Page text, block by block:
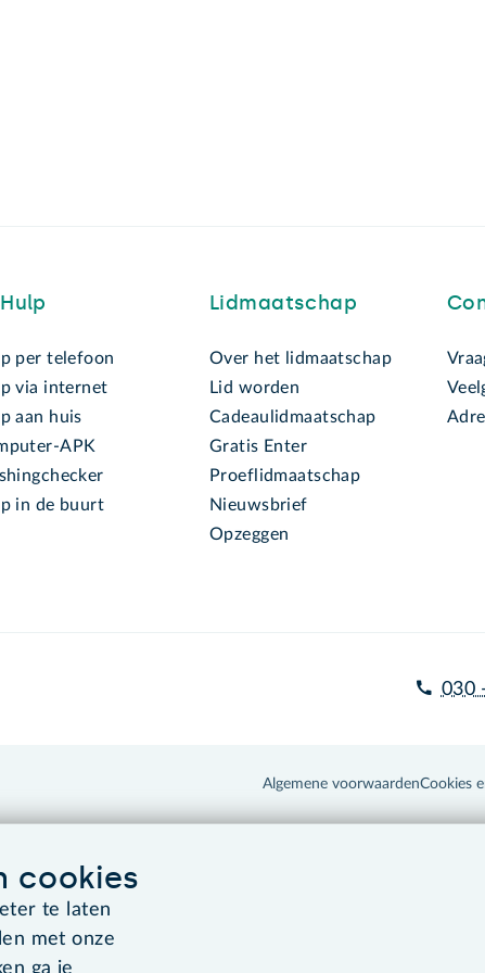
per telefoon
via internet
aan huis
APK
in de buurt
Lidmaatschap
Over het lidmaatschap
Lid worden
Cadeaulidmaatschap
Gratis Enter
Proeflidmaatschap
Nieuwsbrief
Opzeggen
030
Algemene voorwaardenCookies
cookies
te laten
met onze
ga je